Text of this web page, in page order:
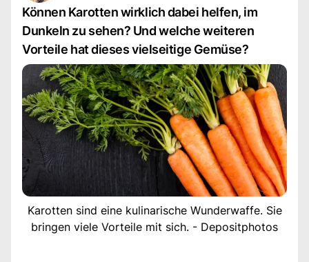
Können Karotten wirklich dabei helfen, im
Dunkeln zu sehen? Und welche weiteren
Vorteile hat dieses vielseitige Gemüse?
Karotten sind eine kulinarische Wunderwaffe. Sie
bringen viele Vorteile mit sich. - Depositphotos